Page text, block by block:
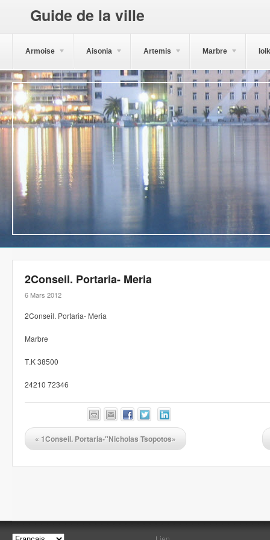
Guide de la ville
Armoise Aisonia Artemis Marbre
2Conseil. Portaria- Meria
6 Mars 2012
2Conseil. Portaria- Meria
Marbre
Τ.Κ 38500
24210 72346
« 1Conseil. Portaria-"Nicholas Tsopotos»